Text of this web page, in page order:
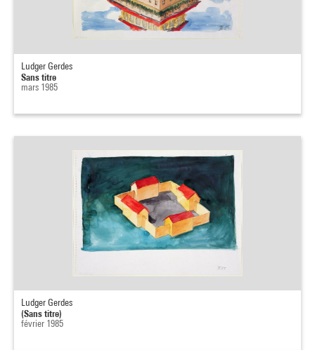
Ludger Gerdes
Sans titre
mars 1985
Ludger Gerdes
(Sans titre)
février 1985